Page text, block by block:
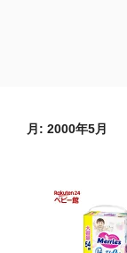
月: 2000年5月